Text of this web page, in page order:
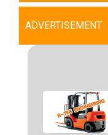
ADVERTISEMENT